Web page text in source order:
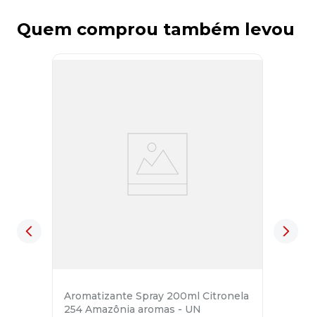
Quem comprou também levou
Aromatizante Spray 200ml Citronela
254 Amazônia aromas - UN